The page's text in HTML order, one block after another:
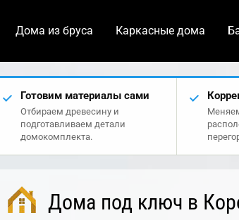
Дома из бруса Каркасные дома
Готовим материалы сами
Отбираем древесину и
подготавливаем детали
домокомплекта.
Дома под ключ в